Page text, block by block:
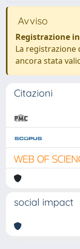
Avviso
Registrazione
La
ancora stata
Citazioni
social impact